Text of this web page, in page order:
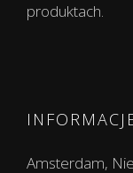
produktach.
Amsterdam,